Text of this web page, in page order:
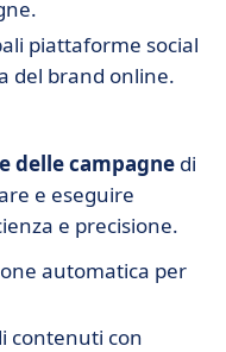
piattaforme social
del brand online.
delle campagne di
e eseguire
e precisione.
automatica per
contenuti con